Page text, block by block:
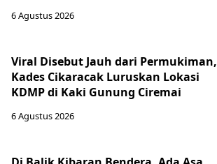
6 Agustus 2026
Viral Disebut Jauh dari Permukiman,
Kades Cikaracak Luruskan Lokasi
KDMP di Kaki Gunung Ciremai
6 Agustus 2026